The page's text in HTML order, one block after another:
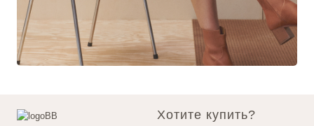
Хотите купить?